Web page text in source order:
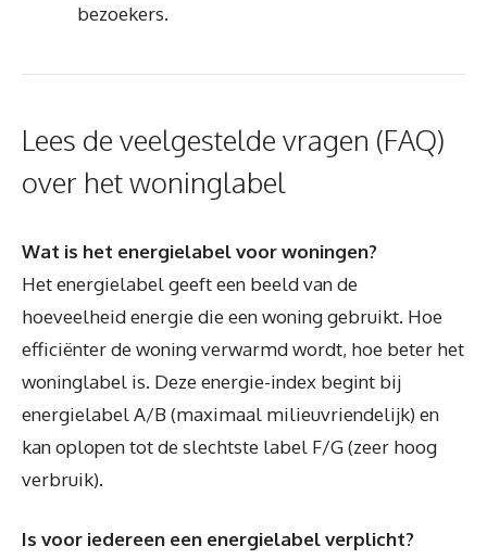
bezoekers.
Lees de veelgestelde vragen (FAQ)
over het woninglabel
Wat is het energielabel voor woningen?
Het energielabel geeft een beeld van de
hoeveelheid energie die een woning gebruikt. Hoe
efficiënter de woning verwarmd wordt, hoe beter het
woninglabel is. Deze energie-index begint bij
energielabel A/B (maximaal milieuvriendelijk) en
kan oplopen tot de slechtste label F/G (zeer hoog
verbruik).
Is voor iedereen een energielabel verplicht?